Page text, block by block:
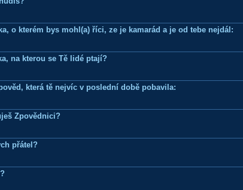
o kterém bys mohl(a) říci, ze je kamarád a je od tebe nejdál:
na kterou se Tě lidé ptají?
která tě nejvíc v poslední době pobavila:
Zpovědnici?
přátel?